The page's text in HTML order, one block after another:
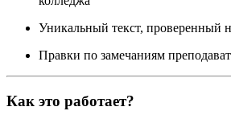
Уникальный текст, проверенный
Правки по замечаниям
Как это работает?